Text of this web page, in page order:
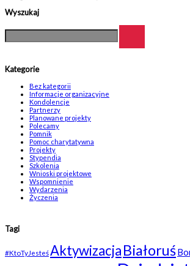
Wyszukaj
Kategorie
Bez kategorii
Informacje organizacyjne
Kondolencje
Partnerzy
Planowane projekty
Polecamy
Pomnik
Pomoc charytatywna
Projekty
Stypendia
Szkolenia
Wnioski projektowe
Wspomnienie
Wydarzenia
Życzenia
Tagi
#KtoTyJesteśAktywizacjaBiałoruś